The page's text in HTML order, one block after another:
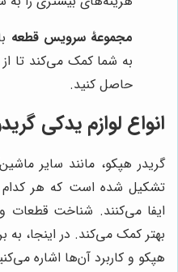
مجموعۀ سرویس قطعه
به شما کمک می‌کند تا
حاصل کنید.
انواع لوازم یدکی
گریدر هپکو، مانند سایر
تشکیل شده است که هر
ایفا می‌کنند. شناخت قطعات و
بهتر کمک می‌کند. در اینجا، به
هپکو و کاربرد آن‌ها اشاره